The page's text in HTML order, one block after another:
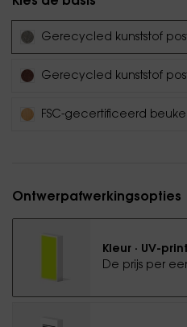
Gerecycled kunststof
Gerecycled kunststof
FSC-gecertificeerd
Ontwerpafwerkingsopties
Kleur · UV-print
De prijs per